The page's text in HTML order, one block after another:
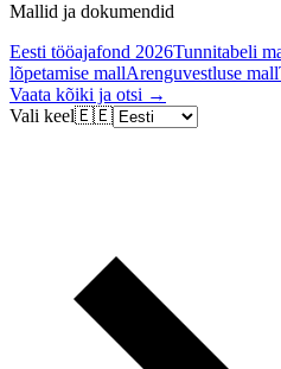
Mallid ja dokumendid
Eesti tööajafond 2026Tunnitabeli
lõpetamise mallArenguvestluse mall
Vaata kõiki ja otsi →
Vali keel🇪🇪